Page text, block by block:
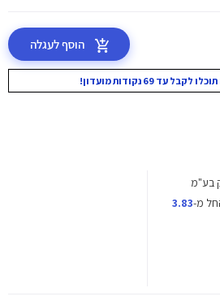
הוסף לעגלה
עד 69 נקודות מועדון!
בע"מ
מ-3.83